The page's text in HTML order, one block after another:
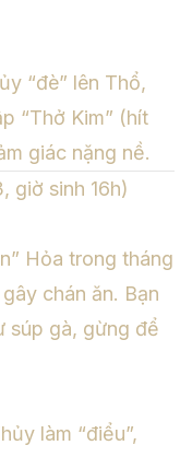
“đè” lên Thổ,
“Thở Kim” (hít
giác nặng nề.
giờ sinh 16h)
Hỏa trong tháng
chán ăn. Bạn
súp gà, gừng để
làm “điểu”,